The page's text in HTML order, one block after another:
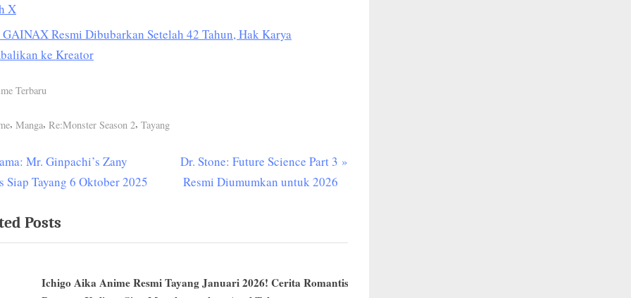
X
Resmi Dibubarkan Setelah 42 Tahun, Hak Karya
ke Kreator
Terbaru
, Manga, Re:Monster Season 2, Tayang
Mr. Ginpachi’s Zany
Siap Tayang 6 Oktober 2025
N
e
P
s
Dr. Stone: Future Science Part 3
Resmi Diumumkan untuk 2026
Posts
Ichigo Aika Anime Resmi Tayang Januari 2026! Cerita Romantis